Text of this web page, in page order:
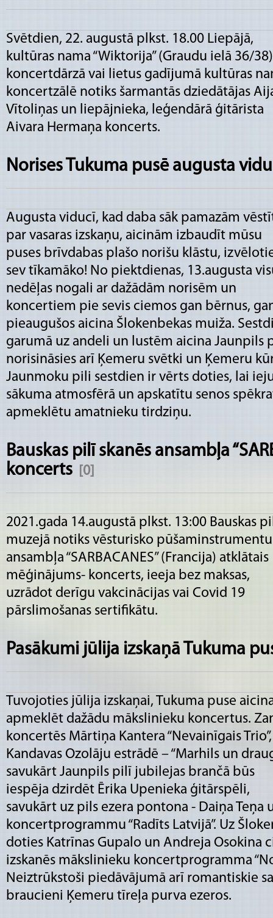
Svētdien, 22. augustā plkst. 18.00 Liepājā,
kultūras nama “Wiktorija” (Graudu ielā 36/38)
koncertdārzā vai lietus gadījumā kultūras
koncertzālē notiks šarmantās dziedātājas
Vītoliņas un liepājnieka, leģendārā ģitārista
Aivara Hermaņa koncerts.
Norises Tukuma pusē augusta
Augusta viducī, kad daba sāk pamazām
par vasaras izskaņu, aicinām izbaudīt mūsu
puses brīvdabas plašo norišu klāstu,
sev tīkamāko! No piektdienas, 13.augusta
nedēļas nogali ar dažādām norisēm un
koncertiem pie sevis ciemos gan bērnus,
pieaugušos aicina Šlokenbekas muiža.
garumā uz andeli un lustēm aicina Jaunpils
norisināsies arī Ķemeru svētki un Ķemeru
Jaunmoku pili sestdien ir vērts doties, lai
sākuma atmosfērā un apskatītu senos
apmeklētu amatnieku tirdziņu.
Bauskas pilī skanēs ansambļa
koncerts
[0]
2021.gada 14.augustā plkst. 13:00 Bauskas
muzejā notiks vēsturisko pūšaminstrumentu
ansambļa “SARBACANES” (Francija) atklātais
mēģinājums- koncerts, ieeja bez maksas,
uzrādot derīgu vakcinācijas vai Covid 19
pārslimošanas sertifikātu.
Pasākumi jūlija izskaņā Tukuma
Tuvojoties jūlija izskaņai, Tukuma puse
apmeklēt dažādu mākslinieku koncertus.
koncertēs Mārtiņa Kantera “Nevainīgais Trio”,
Kandavas Ozolāju estrādē – “Marhils un
savukārt Jaunpils pilī jubilejas brančā būs
iespēja dzirdēt Ērika Upenieka ģitārspēli,
savukārt uz pils ezera pontona - Daiņa Teņa
koncertprogrammu “Radīts Latvijā”. Uz
doties Katrīnas Gupalo un Andreja Osokina
izskanēs mākslinieku koncertprogramma
Neiztrūkstoši piedāvājumā arī romantiskie
braucieni Ķemeru tīreļa purva ezeros.